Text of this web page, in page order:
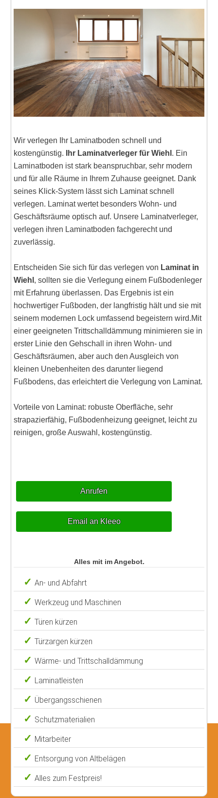
Wir verlegen Ihr Laminatboden schnell und
kostengünstig.
Ihr Laminatverleger für Wiehl . Ein
Laminatboden ist stark beanspruchbar, sehr modern
und für alle Räume in Ihrem Zuhause geeignet. Dank
seines Klick-System lässt sich Laminat schnell
verlegen. Laminat wertet besonders Wohn- und
Geschäftsräume optisch auf. Unsere Laminatverleger,
verlegen ihren Laminatboden fachgerecht und
zuverlässig.
Entscheiden Sie sich für das verlegen von Laminat in
Wiehl , sollten sie die Verlegung einem Fußbodenleger
mit Erfahrung überlassen. Das Ergebnis ist ein
hochwertiger Fußboden, der langfristig hält und sie mit
seinem modernen Lock umfassend begeistern wird.Mit
einer geeigneten Trittschalldämmung minimieren sie in
erster Linie den Gehschall in ihren Wohn- und
Geschäftsräumen, aber auch den Ausgleich von
kleinen Unebenheiten des darunter liegend
Fußbodens, das erleichtert die Verlegung von Laminat.
Vorteile von Laminat: robuste Oberfläche, sehr
strapazierfähig, Fußbodenheizung geeignet, leicht zu
reinigen, große Auswahl, kostengünstig.
Anrufen
Email an Kleeo
Alles mit im Angebot.
An- und Abfahrt
Werkzeug und Maschinen
Türen kürzen
Türzargen kürzen
Wärme- und Trittschalldämmung
Laminatleisten
Übergangsschienen
Schutzmaterialien
Mitarbeiter
Entsorgung von Altbelägen
Alles zum Festpreis!